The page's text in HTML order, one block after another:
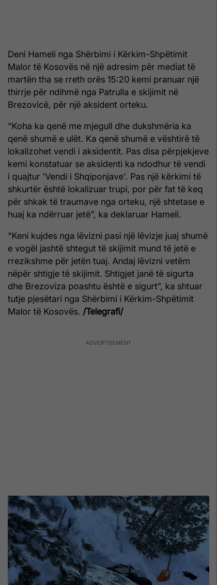
Deni Hameli nga Shërbimi i Kërkim-Shpëtimit
Malor të Kosovës në një adresim për mediat të
martën tha se rreth orës 15:20 kemi pranuar një
thirrje për ndihmë nga Patrulla e skijimit në
Brezovicë, për një aksident orteku.
“Koha ka qenë me mjegull dhe dukshmëria ka
qenë shumë e ulët. Ka qenë shumë e vështirë të
lokalizohet vendi i aksidentit. Pas disa përpjekjeve
kemi konstatuar se aksidenti ka ndodhur të vendi
i quajtur 'Vendi i Shqiponjave'. Pas një kërkimi të
shkurtër është lokalizuar trupi, por për fat të keq
për shkak të traumave nga orteku, një shtetase e
huaj ka ndërruar jetë”, ka deklaruar Hameli.
“Keni kujdes nga lëvizni pasi një lëvizje juaj shumë
e vogël jashtë shtegut të skijimit mund të jetë e
rrezikshme për jetën tuaj. Andaj lëvizni vetëm
nëpër shtigje të skijimit. Shtigjet janë të sigurta
dhe Brezoviza poashtu është e sigurt”, ka shtuar
tutje pjesëtari nga Shërbimi i Kërkim-Shpëtimit
Malor të Kosovës. /Telegrafi/